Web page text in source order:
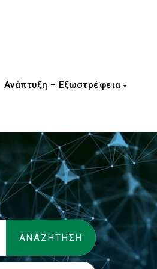
Ανάπτυξη – Εξωστρέφεια